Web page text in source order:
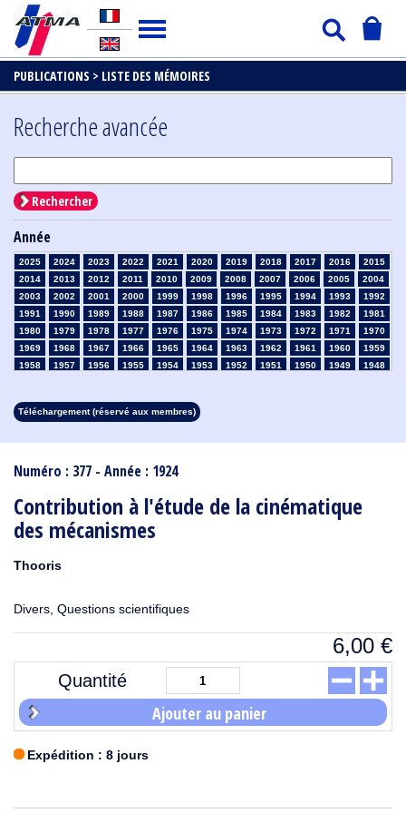
PUBLICATIONS > LISTE DES MÉMOIRES
Numéro : 377 - Année : 1924
Contribution à l'étude de la cinématique
des mécanismes
Thooris
Divers, Questions scientifiques
6,00 €
Quantité
Ajouter au panier
Expédition : 8 jours
Recherche avancée
Rechercher
Année
2025 2024 2023 2022 2021 2020 2019 2018 2017 2016
2015
2014
2013 2012 2011 2010 2009 2008 2007 2006 2005
2004
2003
2002 2001 2000 1999 1998 1996 1995 1994 1993
1992
1991
1990 1989 1988 1987 1986 1985 1984 1983 1982
1981
1980
1979 1978 1977 1976 1975 1974 1973 1972 1971
1970
1969
1968 1967 1966 1965 1964 1963 1962 1961 1960
1959
1958
1957 1956 1955 1954 1953 1952 1951 1950 1949
1948
1913
1912 1911 1910 1909 1908
Téléchargement (réservé aux membres)